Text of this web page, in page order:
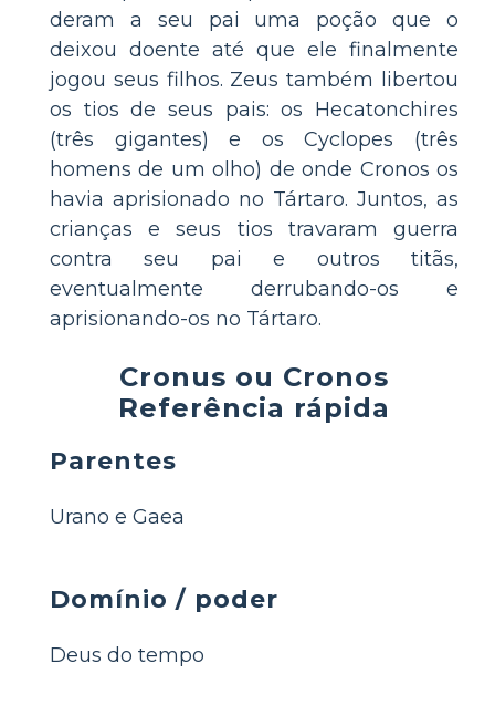
deram a seu pai uma poção que o
deixou doente até que ele finalmente
jogou seus filhos. Zeus também libertou
os tios de seus pais: os Hecatonchires
(três gigantes) e os Cyclopes (três
homens de um olho) de onde Cronos os
havia aprisionado no Tártaro. Juntos, as
crianças e seus tios travaram guerra
contra seu pai e outros titãs,
eventualmente derrubando-os e
aprisionando-os no Tártaro.
Cronus ou Cronos
Referência rápida
Parentes
Urano e Gaea
Domínio / poder
Deus do tempo